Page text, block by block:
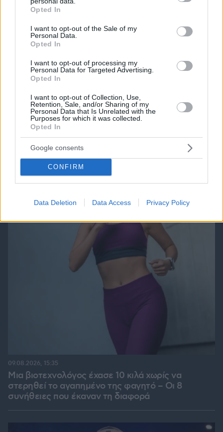
grant or deny consent to Google and its third-party tags to
use your data for below specified purposes in below Google
consent section.
Opted In
I want to opt-out of the Sale of my
Personal Data.
Opted In
I want to opt-out of processing my
Personal Data for Targeted Advertising.
Opted In
I want to opt-out of Collection, Use,
Retention, Sale, and/or Sharing of my
Personal Data that Is Unrelated with the
Purposes for which it was collected.
Opted In
Google consents
CONFIRM
Data Deletion Data Access Privacy Policy
Cut The Rope Northern Heights
ΔΕΙΤΕ ΟΛΑ ΤΑ GAMES
Best of Network
Μια βιοτεχνολόγος έχασε 10 κιλά χωρίς να
στερηθεί το αγαπημένο της φαγητό – Οι 8
συνήθειες που έκαναν τη διαφορά
09.08.2026, 15:35